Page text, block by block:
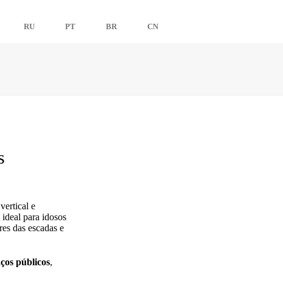
RU PT BR CN
e
para idosos
das escadas e
públicos,